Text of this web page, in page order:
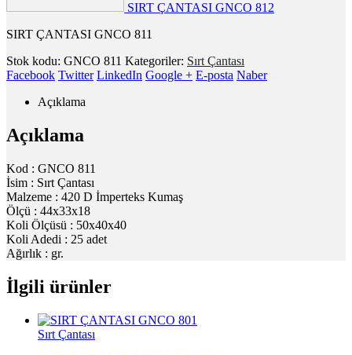
SIRT ÇANTASI GNCO 812
SIRT ÇANTASI GNCO 811
Stok kodu: GNCO 811 Kategoriler: Sırt Çantası
Facebook Twitter LinkedIn Google + E-posta Naber
Açıklama
Açıklama
Kod : GNCO 811
İsim : Sırt Çantası
Malzeme : 420 D İmperteks Kumaş
Ölçü : 44x33x18
Koli Ölçüsü : 50x40x40
Koli Adedi : 25 adet
Ağırlık : gr.
İlgili ürünler
Sırt Çantası